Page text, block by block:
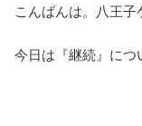
こんばんは。八王子
今日は『継続』につ